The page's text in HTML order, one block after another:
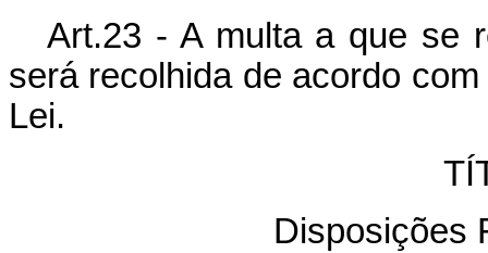
Art.23 - A multa a que se
será recolhida de acordo
Lei.
Disposições